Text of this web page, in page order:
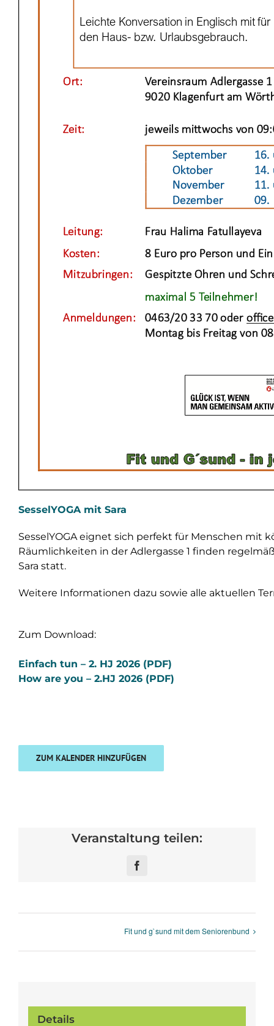
SesselYOGA mit Sara
SesselYOGA eignet sich perfekt für Menschen mit
Räumlichkeiten in der Adlergasse 1 finden
Sara statt.
Weitere Informationen dazu sowie alle aktuellen
Zum Download:
Einfach tun – 2. HJ 2026 (PDF)
How are you – 2.HJ 2026 (PDF)
ZUM KALENDER HINZUFÜGEN
Veranstaltung teilen:
Facebook
Fit und g`sund mit dem Seniorenbund
Details